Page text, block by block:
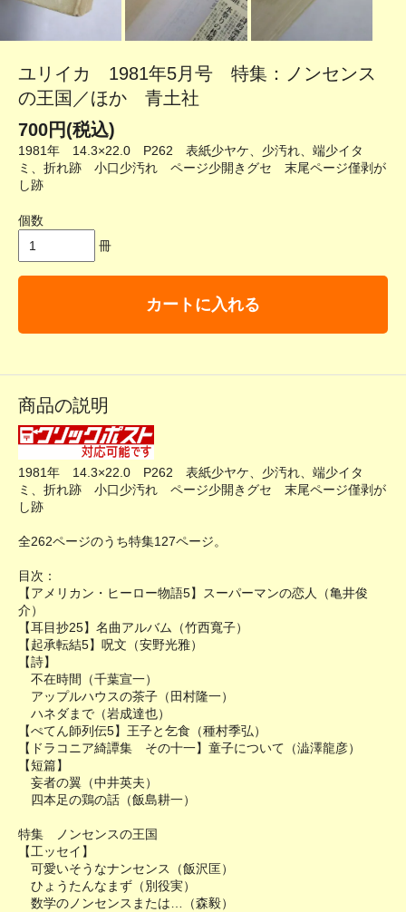
ユリイカ 1981年5月号 特集：ノンセンス
の王国／ほか 青土社
700円(税込)
1981年 14.3×22.0 P262 表紙少ヤケ、少汚れ、端少イタ
ミ、折れ跡 小口少汚れ ページ少開きグセ 末尾ページ僅剥が
し跡
個数
冊
カートに入れる
商品の説明
1981年 14.3×22.0 P262 表紙少ヤケ、少汚れ、端少イタ
ミ、折れ跡 小口少汚れ ページ少開きグセ 末尾ページ僅剥が
し跡
全262ページのうち特集127ページ。
目次：
【アメリカン・ヒーロー物語5】スーパーマンの恋人（亀井俊
介）
【耳目抄25】名曲アルバム（竹西寬子）
【起承転結5】呪文（安野光雅）
【詩】
不在時間（千葉宣一）
アップルハウスの茶子（田村隆一）
ハネダまで（岩成達也）
【ぺてん師列伝5】王子と乞食（種村季弘）
【ドラコニア綺譚集 その十一】童子について（澁澤龍彦）
【短篇】
妄者の翼（中井英夫）
四本足の鶏の話（飯島耕一）
特集 ノンセンスの王国
【工ッセイ】
可愛いそうなナンセンス（飯沢匡）
ひょうたんなまず（別役実）
数学のノンセンスまたは…（森毅）